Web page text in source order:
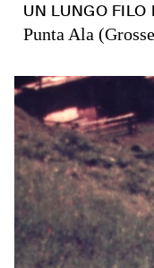
UN LUNGO FILO
Punta Ala